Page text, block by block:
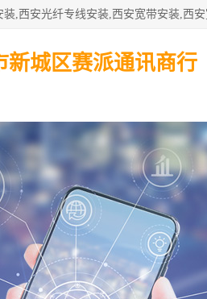
新城区赛派通讯商行